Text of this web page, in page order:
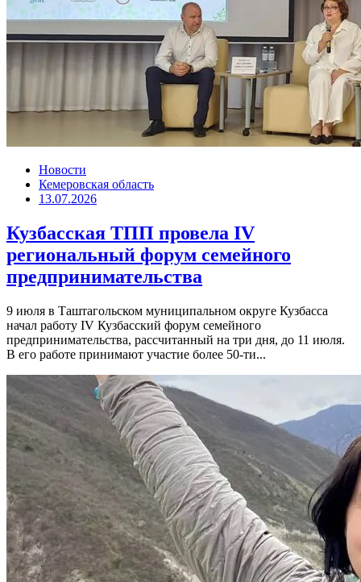
Новости
Кемеровская область
13.07.2026
Кузбасская ТПП провела IV
региональный форум семейного
предпринимательства
9 июля в Таштагольском муниципальном округе Кузбасса
начал работу IV Кузбасский форум семейного
предпринимательства, рассчитанный на три дня, до 11 июля.
В его работе принимают участие более 50-ти...